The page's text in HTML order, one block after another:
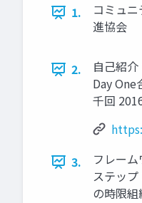
1.
コミュ
進協会
2.
自己紹
Day
千回
3.
フレー
ステッ
の時限